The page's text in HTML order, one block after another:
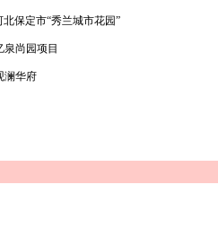
北保定市“秀兰城市花园”
泉尚园项目
澜华府